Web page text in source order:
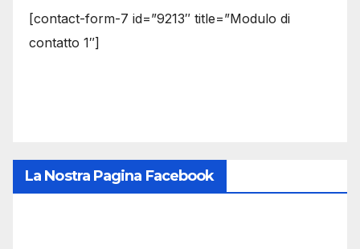
[contact-form-7 id=”9213″ title=”Modulo di
contatto 1″]
La Nostra Pagina Facebook